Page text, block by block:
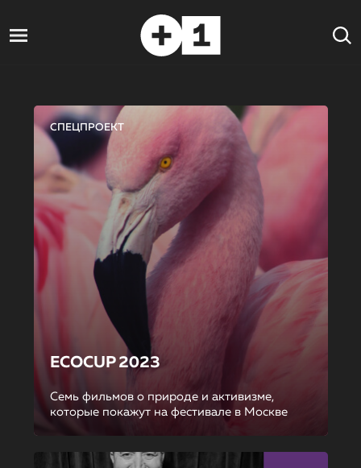
СПЕЦПРОЕКТ
ECOCUP 2023
Семь фильмов о природе и активизме,
которые покажут на фестивале в Москве